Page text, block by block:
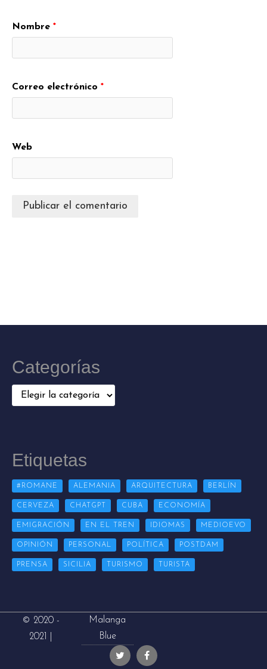
Nombre *
Correo electrónico *
Web
Categorías
Categorías
Etiquetas
#ROMANE ALEMANIA ARQUITECTURA BERLÍN
CERVEZA CHATGPT CUBA ECONOMÍA
EMIGRACIÓN EN EL TREN IDIOMAS MEDIOEVO
OPINIÓN PERSONAL POLÍTICA POSTDAM
PRENSA SICILIA TURISMO TURISTA
© 2020 -
2021 |
Malanga
Blue